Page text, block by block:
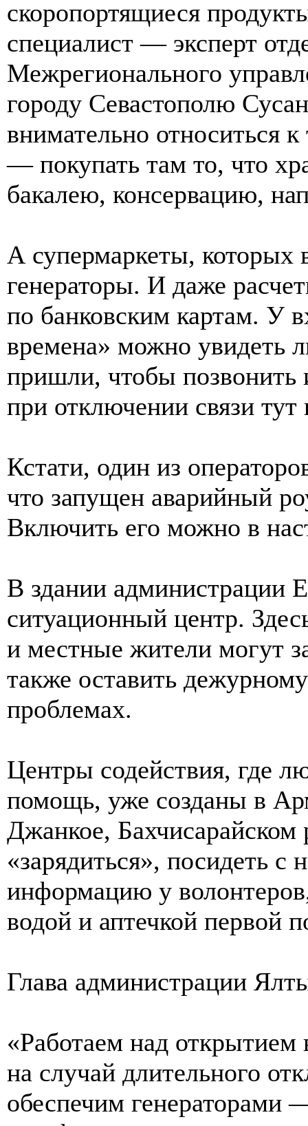
скоропортящиеся
специалист — эксперт
Межрегионального
городу Севастополю
внимательно относиться
— покупать там то, что
бакалею, консервацию,
А супермаркеты, которых
генераторы. И даже
по банковским картам. У
времена» можно увидеть
пришли, чтобы
при отключении связи тут
Кстати, один из
что запущен аварийный
Включить его можно в
В здании администрации
ситуационный центр.
и местные жители могут
также оставить
проблемах.
Центры содействия, где
помощь, уже созданы в
Джанкое,
«зарядиться», посидеть
информацию у
водой и аптечкой первой
Глава администрации
«Работаем над открытием
на случай длительного
обеспечим генераторами